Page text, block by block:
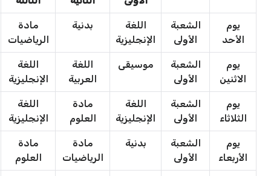
يوم
الأحد
الشعبة
الأولى
اللغة
الإنجليزية
بدنية
مادة
الرياضيات
يوم
الاثنين
الشعبة
الأولى
موسيقى
اللغة
العربية
اللغة
الإنجليزية
يوم
الثلاثاء
الشعبة
الأولى
اللغة
الإنجليزية
مادة
العلوم
اللغة
الإنجليزية
يوم
الأربعاء
الشعبة
الأولى
بدنية
مادة
الرياضيات
مادة
العلوم